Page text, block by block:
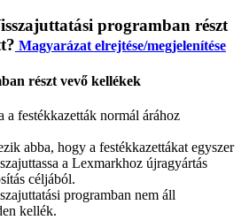
programban részt
Magyarázat elrejtése/megjelenítése
részt vevő kellékek
a festékkazetták normál árához
abba, hogy a festékkazettákat egyszer
a Lexmarkhoz újragyártás
céljából.
programban nem áll
kellék.